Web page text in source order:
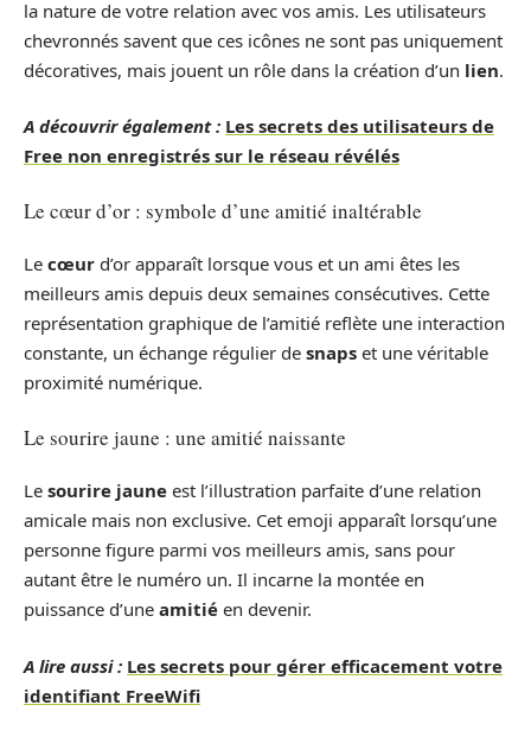
la nature de votre relation avec vos amis. Les utilisateurs
chevronnés savent que ces icônes ne sont pas uniquement
décoratives, mais jouent un rôle dans la création d’un lien.
A découvrir également : Les secrets des utilisateurs de
Free non enregistrés sur le réseau révélés
Le cœur d’or : symbole d’une amitié inaltérable
Le cœur d’or apparaît lorsque vous et un ami êtes les
meilleurs amis depuis deux semaines consécutives. Cette
représentation graphique de l’amitié reflète une interaction
constante, un échange régulier de snaps et une véritable
proximité numérique.
Le sourire jaune : une amitié naissante
Le sourire jaune est l’illustration parfaite d’une relation
amicale mais non exclusive. Cet emoji apparaît lorsqu’une
personne figure parmi vos meilleurs amis, sans pour
autant être le numéro un. Il incarne la montée en
puissance d’une amitié en devenir.
A lire aussi : Les secrets pour gérer efficacement votre
identifiant FreeWifi